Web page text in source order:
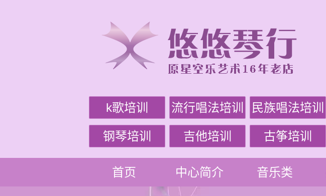
k歌培训 流行唱法培训 民族唱法培训
钢琴培训 吉他培训 古筝培训
首页 中心简介 音乐类